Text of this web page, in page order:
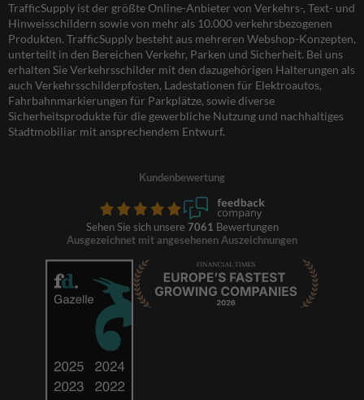
TrafficSupply ist der größte Online-Anbieter von Verkehrs-, Text- und
Hinweisschildern sowie von mehr als 10.000 verkehrsbezogenen
Produkten. TrafficSupply besteht aus mehreren Webshop-Konzepten,
unterteilt in den Bereichen Verkehr, Parken und Sicherheit. Bei uns
erhalten Sie Verkehrsschilder mit den dazugehörigen Halterungen als
auch Verkehrsschilderpfosten, Ladestationen für Elektroautos,
Fahrbahnmarkierungen für Parkplätze, sowie diverse
Sicherheitsprodukte für die gewerbliche Nutzung und nachhaltiges
Stadtmobiliar mit ansprechendem Entwurf.
Kundenbewertung
Sehen Sie sich unsere 7061 Bewertungen
Ausgezeichnet mit angesehenen Auszeichnungen